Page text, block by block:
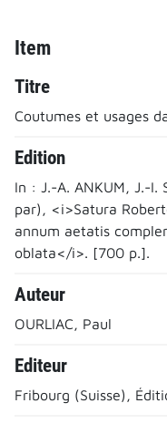
Item
Titre
Coutumes et usages
Edition
In : J.-A. ANKUM, J.-I.
par), <i>Satura
annum aetatis
oblata</i>. [700 p.].
Auteur
OURLIAC, Paul
Editeur
Fribourg (Suisse),